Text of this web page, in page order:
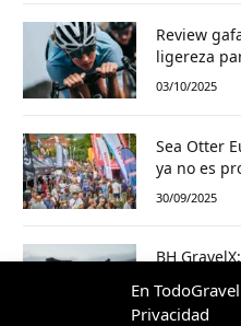
En
Privacidad
Review
ligereza
03/10/2025
Sea Otter
ya no es
30/09/2025
BH
23/09/2025